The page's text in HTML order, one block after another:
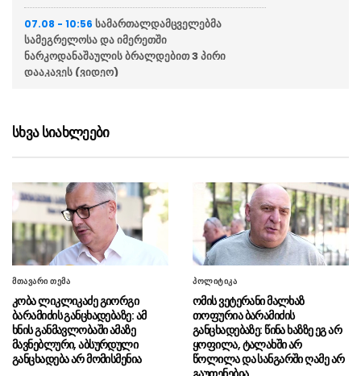
07.08 - 10:56 სამართალდამცველებმა
სამეგრელოსა და იმერეთში
ნარკოდანაშაულის ბრალდებით 3 პირი
დააკავეს (ვიდეო)
მონაცემების ხელყოფის ბრალდებით 1 პირი
დააკავა (ვიდეო)
მიერ ძებნილი 2 პირი დააკავა (ვიდეო)
07.08 - 10:40
სახელმწიფო დეპარტამენტი
გეგმავს, შეამოწმოს იმ უცხოელი
ჟურნალისტების სოციალური ქსელების
ანგარიშები, რომლებიც აშშ-ში სამუშაოდ ვიზას
ითხოვენ
07.08 - 10:29დამასკოს გარეუბანში
აფეთქების შედეგად ორი ადამიანი დაიღუპა,
14 კი დაშავდა
სხვა სიახლეები
მთავარი თემა
კობა ლიკლიკაძე გიორგი
ბარამიძის განცხადებაზე: ამ
ხნის განმავლობაში ამაზე
მავნებლური, აბსურდული
განცხადება არ მომისმენია
პოლიტიკა
ომის ვეტერანი მალხაზ
თოფურია ბარამიძის
განცხადებაზე: წინა ხაზზე ეგ არ
ყოფილა, ტალახში არ
წოლილა და სანგარში ღამე არ